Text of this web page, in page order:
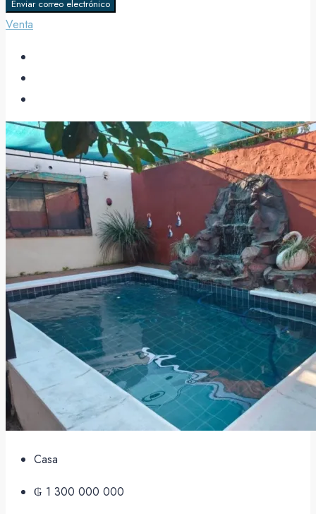
Enviar correo electrónico
Venta
Casa
₲ 1 300 000 000